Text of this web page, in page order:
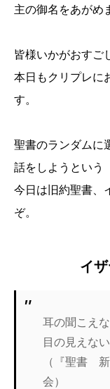
主の御名をあがめ
皆様いかがおすご
本日もクリプレに
す。
聖書のランダムに
話をしようという
今日は旧約聖書、
ぞ。
イ
耳の聞こえ
目の見えな
（『聖書
会）